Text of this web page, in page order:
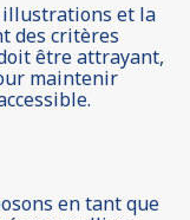
illustrations et la
des critères
être attrayant,
maintenir
en tant que